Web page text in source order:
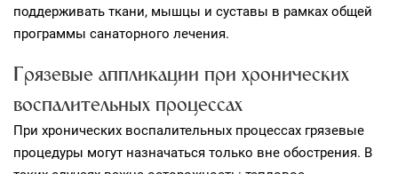
поддерживать ткани, мышцы и суставы в рамках общей
программы санаторного лечения.
Грязевые аппликации при хронических
воспалительных процессах
При хронических воспалительных процессах грязевые
процедуры могут назначаться только вне обострения. В